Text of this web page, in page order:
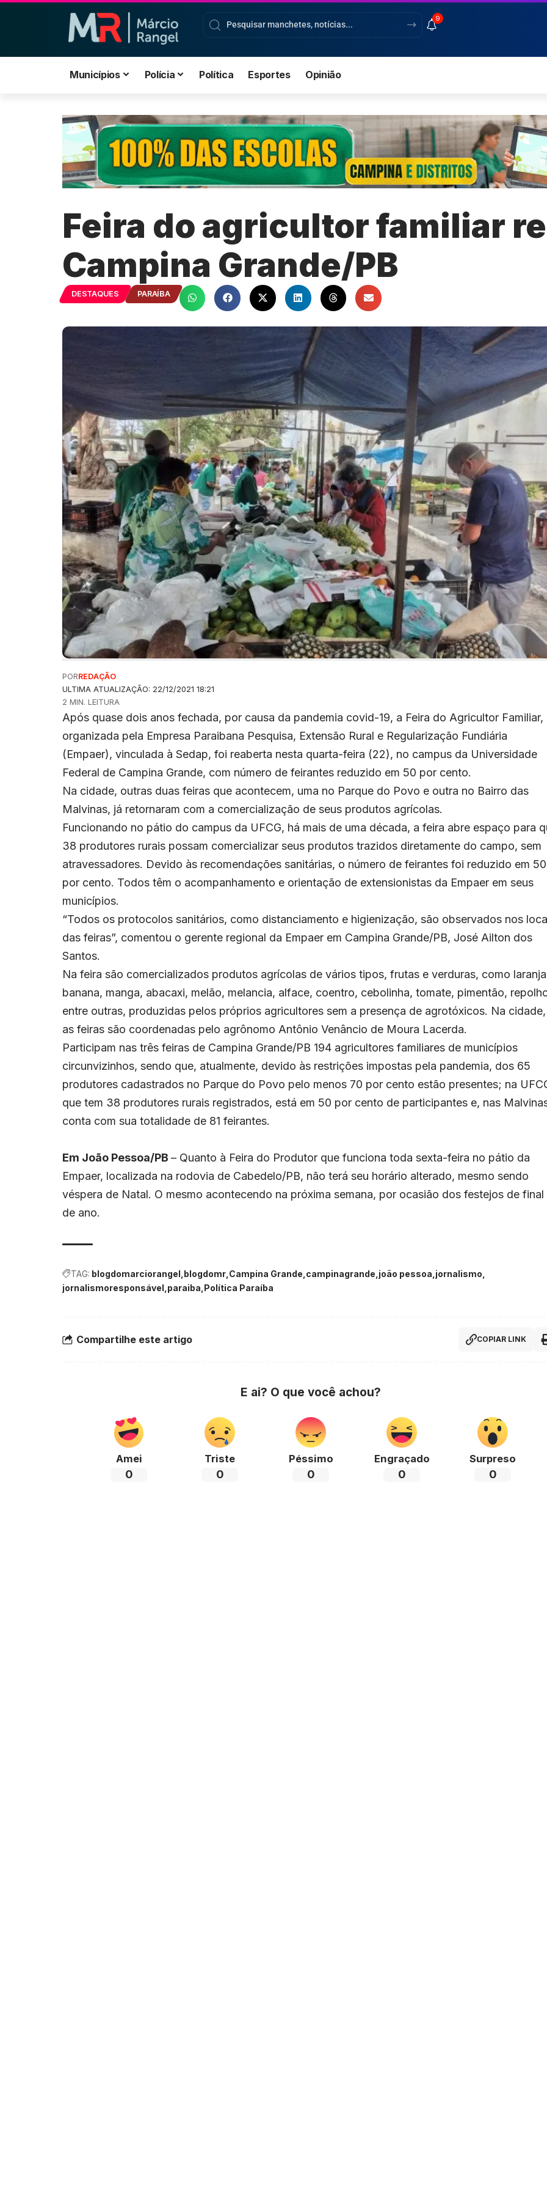
9
Municípios Polícia Política Esportes Opinião
Feira do agricultor familiar
Campina Grande/PB
DESTAQUES PARAÍBA
ULTIMA ATUALIZAÇÃO: 22/12/2021 18:21
PORREDAÇÃO
2 MIN. LEITURA
Após quase dois anos fechada, por causa da pandemia covid-19, a Feira do Agricultor Familiar,
organizada pela Empresa Paraibana Pesquisa, Extensão Rural e Regularização Fundiária
(Empaer), vinculada à Sedap, foi reaberta nesta quarta-feira (22), no campus da Universidade
Federal de Campina Grande, com número de feirantes reduzido em 50 por cento.
Na cidade, outras duas feiras que acontecem, uma no Parque do Povo e outra no Bairro das
Malvinas, já retornaram com a comercialização de seus produtos agrícolas.
Funcionando no pátio do campus da UFCG, há mais de uma década, a feira abre espaço para
38 produtores rurais possam comercializar seus produtos trazidos diretamente do campo, sem
atravessadores. Devido às recomendações sanitárias, o número de feirantes foi reduzido em 50
por cento. Todos têm o acompanhamento e orientação de extensionistas da Empaer em seus
municípios.
“Todos os protocolos sanitários, como distanciamento e higienização, são observados nos
das feiras”, comentou o gerente regional da Empaer em Campina Grande/PB, José Ailton dos
Santos.
Na feira são comercializados produtos agrícolas de vários tipos, frutas e verduras, como
banana, manga, abacaxi, melão, melancia, alface, coentro, cebolinha, tomate, pimentão,
entre outras, produzidas pelos próprios agricultores sem a presença de agrotóxicos. Na cidade,
as feiras são coordenadas pelo agrônomo Antônio Venâncio de Moura Lacerda.
Participam nas três feiras de Campina Grande/PB 194 agricultores familiares de municípios
circunvizinhos, sendo que, atualmente, devido às restrições impostas pela pandemia, dos 65
produtores cadastrados no Parque do Povo pelo menos 70 por cento estão presentes; na
que tem 38 produtores rurais registrados, está em 50 por cento de participantes e, nas
conta com sua totalidade de 81 feirantes.
Em João Pessoa/PB – Quanto à Feira do Produtor que funciona toda sexta-feira no pátio da
Empaer, localizada na rodovia de Cabedelo/PB, não terá seu horário alterado, mesmo sendo
véspera de Natal. O mesmo acontecendo na próxima semana, por ocasião dos festejos de final
de ano.
TAG: blogdomarciorangel blogdomr Campina Grande campinagrande joão pessoa jornalismo
jornalismoresponsável paraiba Política Paraíba
Compartilhe este artigo COPIAR LINK
E ai? O que você achou?
Amei
0
Triste
0
Péssimo
0
Engraçado
0
Surpreso
0